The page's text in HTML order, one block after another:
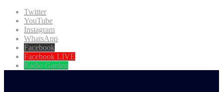
Twitter
YouTube
Instagram
WhatsApp
Facebook
Facebook LIVE
Radio Garden